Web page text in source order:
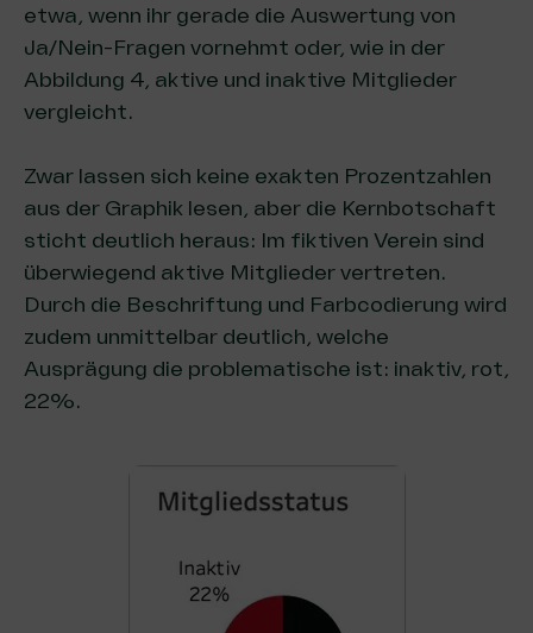
etwa, wenn ihr gerade die Auswertung von
Ja/Nein-Fragen vornehmt oder, wie in der
Abbildung 4, aktive und inaktive Mitglieder
vergleicht.
Zwar lassen sich keine exakten Prozentzahlen
aus der Graphik lesen, aber die Kernbotschaft
sticht deutlich heraus: Im fiktiven Verein sind
überwiegend aktive Mitglieder vertreten.
Durch die Beschriftung und Farbcodierung wird
zudem unmittelbar deutlich, welche
Ausprägung die problematische ist: inaktiv, rot,
22%.